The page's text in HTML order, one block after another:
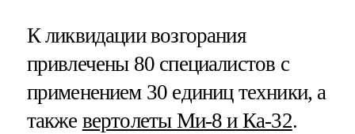
К ликвидации возгорания
привлечены 80 специалистов с
применением 30 единиц техники, а
также вертолеты Ми-8 и Ка-32.